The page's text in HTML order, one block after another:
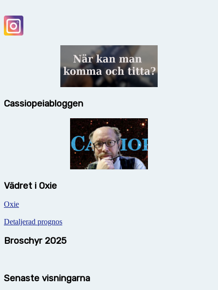
Cassiopeiabloggen
Vädret i Oxie
Oxie
Detaljerad prognos
Broschyr 2025
Senaste visningarna